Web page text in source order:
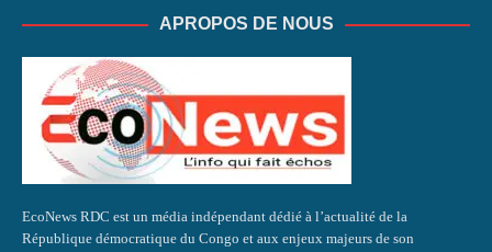
APROPOS DE NOUS
EcoNews RDC est un média indépendant dédié à l’actualité de la
République démocratique du Congo et aux enjeux majeurs de son